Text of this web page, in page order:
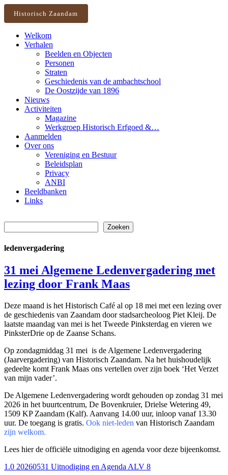
Historisch Zaandam
Welkom
Verhalen
Beelden en Objecten
Personen
Straten
Geschiedenis van de ambachtschool
De Oostzijde van 1896
Nieuws
Activiteiten
Magazine
Werkgroep Historisch Erfgoed &…
Aanmelden
Over ons
Vereniging en Bestuur
Beleidsplan
Privacy
ANBI
Beeldbanken
Links
Zoeken
ledenvergadering
31 mei Algemene Ledenvergadering met
lezing door Frank Maas
Deze maand is het Historisch Café al op 18 mei met een lezing over
de geschiedenis van Zaandam door stadsarcheoloog Piet Kleij. De
laatste maandag van mei is het Tweede Pinksterdag en vieren we
PinksterDrie op de Zaanse Schans.
Op zondagmiddag 31 mei is de Algemene Ledenvergadering
(Jaarvergadering) van Historisch Zaandam. Na het huishoudelijk
gedeelte komt Frank Maas ons vertellen over zijn boek ‘Het Verzet
van mijn vader’.
De Algemene Ledenvergadering wordt gehouden op zondag 31 mei
2026 in het buurtcentrum, De Bovenkruier, Drielse Wetering 49,
1509 KP Zaandam (Kalf). Aanvang 14.00 uur, inloop vanaf 13.30
uur. De toegang is gratis. Ook niet-leden van Historisch Zaandam
zijn welkom.
Lees hier de officiële uitnodiging en agenda voor deze bijeenkomst.
1.0 20260531 Uitnodiging en Agenda ALV 8